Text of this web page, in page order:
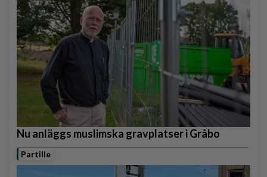
Nu anläggs muslimska gravplatser i Gråbo
Partille